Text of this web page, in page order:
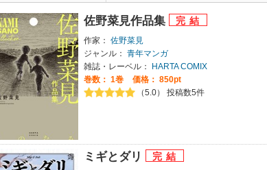
佐野菜見作品集
作家： 佐野菜見
ジャンル： 青年マンガ
雑誌・レーベル：
HARTA COMIX
巻数： 1巻
価格： 850pt
（5.0） 投稿数5件
ミギとダリ